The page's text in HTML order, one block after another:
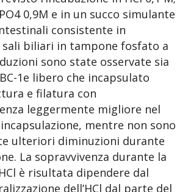
0,9M e in un succo simulante
consistente in
sali biliari in tampone fosfato a
sono state osservate sia
1e libero che incapsulato
e filatura con
leggermente migliore nel
mentre non sono
ulteriori diminuzioni durante
La sopravvivenza durante la
è risultata dipendere dal
dell’HCl dal parte del